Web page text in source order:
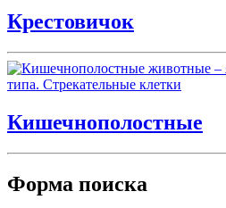
Крестовичок
Кишечнополостные
Форма поиска